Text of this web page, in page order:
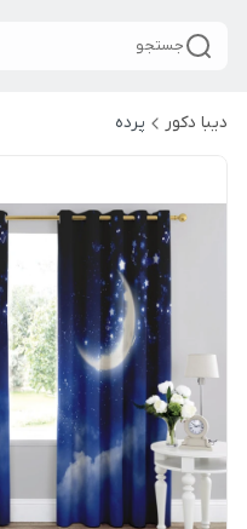
جستجو
دیبا دکور پرده